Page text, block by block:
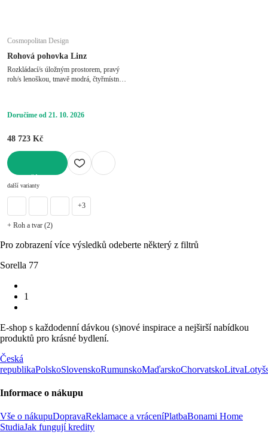
Cosmopolitan Design
Rohová pohovka Linz
Rozkládací/s úložným prostorem, pravý
roh/s lenoškou, tmavě modrá, čtyřmístná,
Doručíme od 21. 10. 2026
48 723 Kč
další varianty
+3
+ Roh a tvar (2)
Pro zobrazení více výsledků odeberte některý z filtrů
Sorella 77
1
E-shop s každodenní dávkou (s)nové inspirace a nejširší nabídkou
produktů pro krásné bydlení.
Česká
republikaPolskoSlovenskoRumunskoMaďarskoChorvatskoLitva
Informace o nákupu
Vše o nákupuDopravaReklamace a vráceníPlatbaBonami Home
StudiaJak fungují kredity